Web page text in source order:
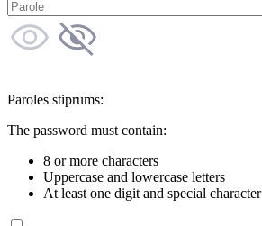
Paroles stiprums:
The password must contain:
8 or more characters
Uppercase and lowercase letters
At least one digit and special character